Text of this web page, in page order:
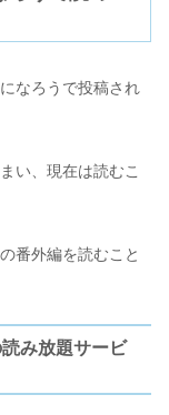
なろうで投稿され
い、現在は読むこ
番外編を読むこと
み放題サービ